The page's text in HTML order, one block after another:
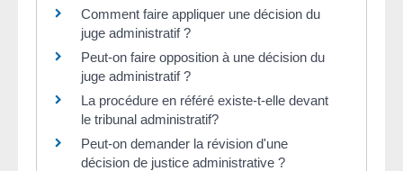
Comment faire appliquer une décision du
juge administratif ?
Peut-on faire opposition à une décision du
juge administratif ?
La procédure en référé existe-t-elle devant
le tribunal administratif?
Peut-on demander la révision d'une
décision de justice administrative ?